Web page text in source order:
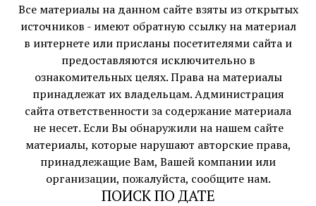
Все материалы на данном сайте взяты из открытых
источников - имеют обратную ссылку на материал
в интернете или присланы посетителями сайта и
предоставляются исключительно в
ознакомительных целях. Права на материалы
принадлежат их владельцам. Администрация
сайта ответственности за содержание материала
не несет. Если Вы обнаружили на нашем сайте
материалы, которые нарушают авторские права,
принадлежащие Вам, Вашей компании или
организации, пожалуйста, сообщите нам.
ПОИСК ПО ДАТЕ